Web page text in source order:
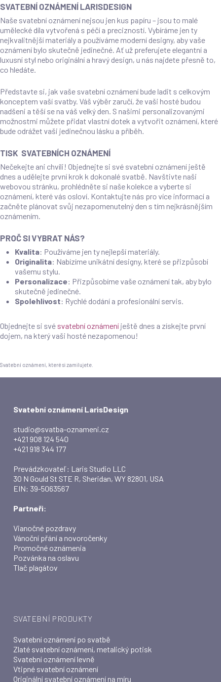
SVATEBNÍ OZNÁMENÍ LARISDESIGN
Naše svatební oznámení nejsou jen kus papíru – jsou to malé
umělecké díla vytvořená s péčí a precizností. Vybíráme jen ty
nejkvalitnější materiály a používáme moderní designy, aby vaše
oznámení bylo skutečně jedinečné. Ať už preferujete elegantní a
luxusní styl nebo originální a hravý design, u nás najdete přesně to,
co hledáte.
Představte si, jak vaše svatební oznámení bude ladit s celkovým
konceptem vaší svatby. Váš výběr zaručí, že vaši hosté budou
nadšeni a těší se na váš velký den. S našimi personalizovanými
možnostmi můžete přidat vlastní dotek a vytvořit oznámení, které
bude odrážet vaši jedinečnou lásku a příběh.
TISK SVATEBNÍCH OZNÁMENÍ
Nečekejte ani chvíli! Objednejte si své svatební oznámení ještě
dnes a udělejte první krok k dokonalé svatbě. Navštivte naši
webovou stránku, prohlédněte si naše kolekce a vyberte si
oznámení, které vás osloví. Kontaktujte nás pro více informací a
začněte plánovat svůj nezapomenutelný den s tím nejkrásnějším
oznámením.
PROČ SI VYBRAT NÁS?
Kvalita: Používáme jen ty nejlepší materiály.
Originalita: Nabízíme unikátní designy, které se přizpůsobí
vašemu stylu.
Personalizace: Přizpůsobíme vaše oznámení tak, aby bylo
skutečně jedinečné.
Spolehlivost: Rychlé dodání a profesionální servis.
Objednejte si své svatební oznámení ještě dnes a získejte první
dojem, na který vaši hosté nezapomenou!
Svatební oznámení, které si zamilujete.
Svatební oznámení LarisDesign
studio@svatba-oznameni.cz
+421 908 124 540
+421 918 344 177
Prevádzkovateľ: Laris Studio LLC
30 N Gould St STE R, Sheridan, WY 82801, USA
EIN: 39-5063567
Partneři:
Vianočné pozdravy
Vánoční přání a novoročenky
Promočné oznámenia
Pozvánka na oslavu
Tlač plagátov
SVATEBNÍ PRODUKTY
Svatební oznámení po svatbě
Zlaté svatební oznámení, metalický potisk
Svatební oznámení levně
Vtipné svatební oznámení
Originální svatební oznámení na míru